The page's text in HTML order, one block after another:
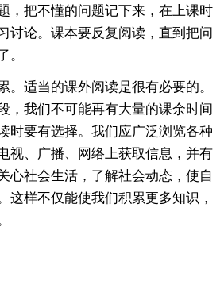
，把不懂的问题记下来，在上课时
讨论。课本要反复阅读，直到把问
。
。适当的课外阅读是很有必要的。
，我们不可能再有大量的课余时间
时要有选择。我们应广泛浏览各种
视、广播、网络上获取信息，并有
心社会生活，了解社会动态，使自
这样不仅能使我们积累更多知识，